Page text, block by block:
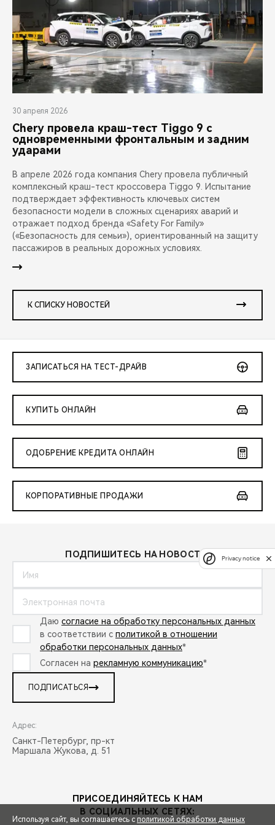
30 апреля 2026
Chery провела краш-тест Tiggo 9 с
одновременными фронтальным и задним
ударами
В апреле 2026 года компания Chery провела публичный
комплексный краш-тест кроссовера Tiggo 9. Испытание
подтверждает эффективность ключевых систем
безопасности модели в сложных сценариях аварий и
отражает подход бренда «Safety For Family»
(«Безопасность для семьи»), ориентированный на защиту
пассажиров в реальных дорожных условиях.
К СПИСКУ НОВОСТЕЙ
ЗАПИСАТЬСЯ НА ТЕСТ-ДРАЙВ
КУПИТЬ ОНЛАЙН
ОДОБРЕНИЕ КРЕДИТА ОНЛАЙН
КОРПОРАТИВНЫЕ ПРОДАЖИ
ПОДПИШИТЕСЬ НА НОВОСТИ:
Даю согласие на обработку персональных данных
в соответствии с политикой в отношении
обработки персональных данных*
Согласен на рекламную коммуникацию*
ПОДПИСАТЬСЯ
Адрес:
Санкт-Петербург, пр-кт
Маршала Жукова, д. 51
ПРИСОЕДИНЯЙТЕСЬ К НАМ
В СОЦИАЛЬНЫХ СЕТЯХ:
Используя сайт, вы соглашаетесь с политикой обработки данных
Privacy notice